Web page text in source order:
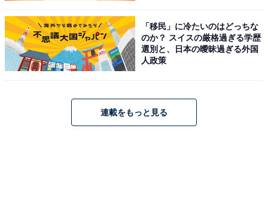
「移民」に冷たいのはどっちな
のか？ スイスの厳格過ぎる学歴
選別と、日本の曖昧過ぎる外国
人政策
連載をもっと見る